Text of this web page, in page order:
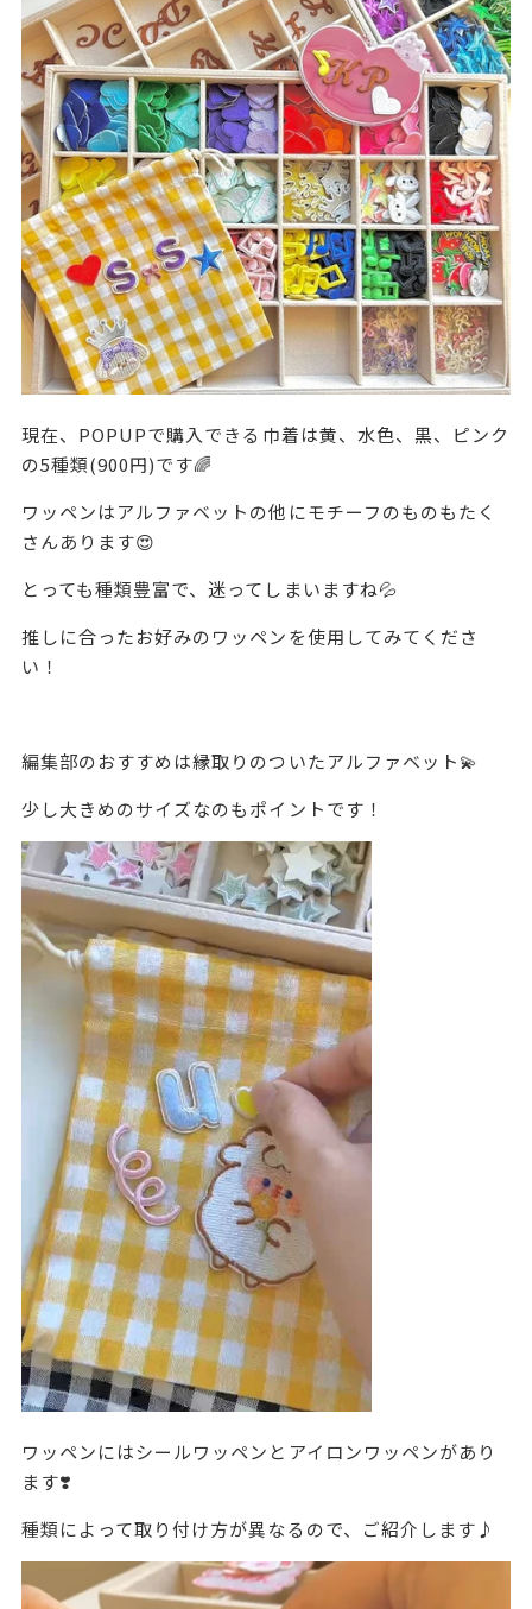
現在、POPUPで購入できる巾着は黄、水色、黒、ピンク
の5種類(900円)です🌈
ワッペンはアルファベットの他にモチーフのものもたく
さんあります😍
とっても種類豊富で、迷ってしまいますね💦
推しに合ったお好みのワッペンを使用してみてくださ
い！
編集部のおすすめは縁取りのついたアルファベット💫
少し大きめのサイズなのもポイントです！
ワッペンにはシールワッペンとアイロンワッペンがあり
ます❣️
種類によって取り付け方が異なるので、ご紹介します♪